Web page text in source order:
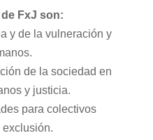
FxJ son:
y de la vulneración y
de la sociedad en
y justicia.
para colectivos